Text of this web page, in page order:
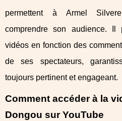
permettent à Armel
comprendre son audience.
vidéos en fonction des
de ses spectateurs,
toujours pertinent et engageant.
Comment accéder à la
Dongou sur YouTube